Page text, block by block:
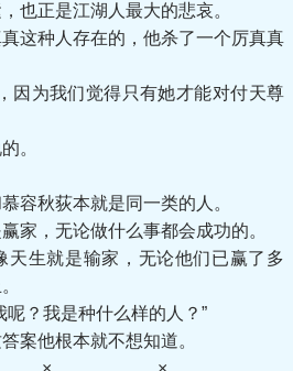
正是江湖人最大的悲哀。
种人存在的，他杀了一个厉真真
为我们觉得只有她才能对付天尊
。
秋荻本就是同一类的人。
，无论做什么事都会成功的。
生就是输家，无论他们已赢了多
？我是种什么样的人？”
他根本就不想知道。